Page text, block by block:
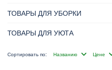
ТОВАРЫ ДЛЯ УБОРКИ
ТОВАРЫ ДЛЯ УЮТА
Сортировать по: